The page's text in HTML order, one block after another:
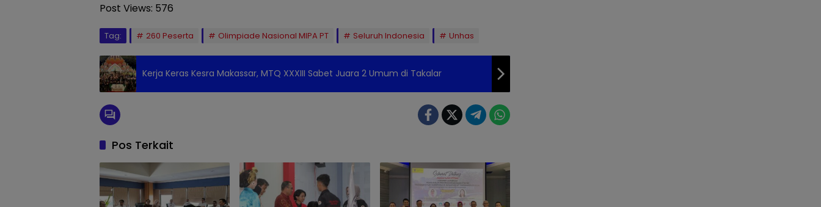
Post Views: 576
Tag: 260 Peserta Olimpiade Nasional MIPA PT Seluruh Indonesia Unhas
Kerja Keras Kesra Makassar, MTQ XXXIII Sabet Juara 2 Umum di Takalar
Pos Terkait